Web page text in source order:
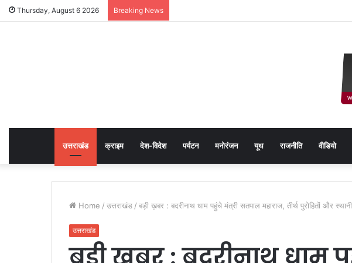
Thursday, August 6 2026 Breaking News
उत्तराखंड क्राइम देश-विदेश पर्यटन मनोरंजन यूथ राजनीति वीडियो
Home / उत्तराखंड / बड़ी ख़बर : बदरीनाथ धाम पहुंचे मंत्री सतपाल महाराज, तीर्थ पुरोहितों और
उत्तराखंड